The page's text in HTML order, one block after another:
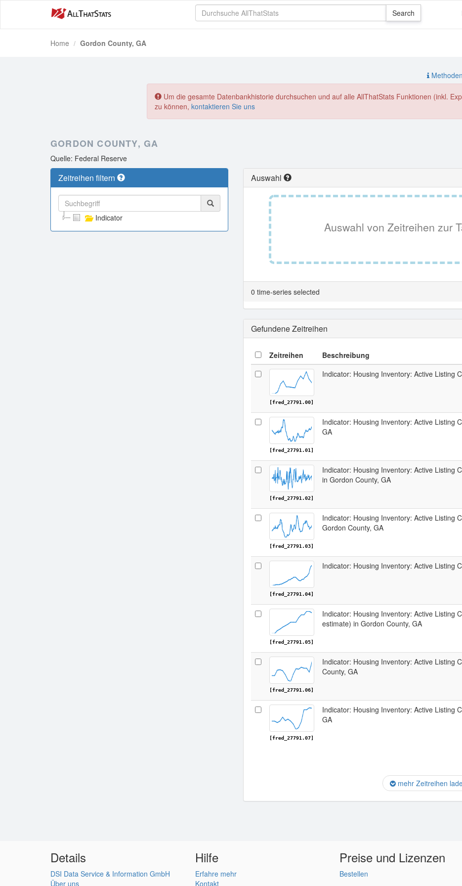
Home Gordon County, GA
Um die gesamte Datenbankhistorie durchsuchen und auf alle AllThatStats Funktionen (inkl.
zu können, kontaktieren Sie uns
GORDON COUNTY, GA
Quelle: Federal Reserve
Zeitreihen filtern
Indicator
Auswahl
Auswahl von Zeitreihen zur
0 time-series selected
Gefundene Zeitreihen
Zeitreihen Beschreibung
[fred_27791.00]
Indicator: Housing Inventory: Active Listing
[fred_27791.01]
Indicator: Housing Inventory: Active Listing
GA
[fred_27791.02]
Indicator: Housing Inventory: Active Listing
in Gordon County, GA
[fred_27791.03]
Indicator: Housing Inventory: Active Listing
Gordon County, GA
[fred_27791.04]
Indicator: Housing Inventory: Active Listing
[fred_27791.05]
Indicator: Housing Inventory: Active Listing
estimate) in Gordon County, GA
[fred_27791.06]
Indicator: Housing Inventory: Active Listing
County, GA
[fred_27791.07]
Indicator: Housing Inventory: Active Listing
GA
mehr Zeitreihen
Details
DSI Data Service & Information GmbH
Über uns
Hilfe
Erfahre mehr
Kontakt
Preise und Lizenzen
Bestellen